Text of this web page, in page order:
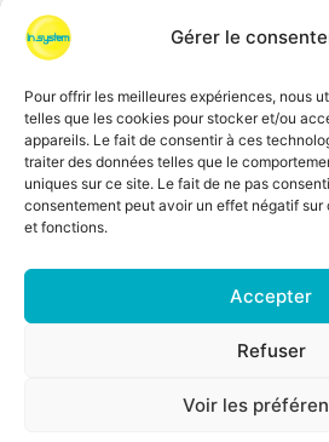
Gérer le
Pour offrir les meilleures expériences, nous
telles que les cookies pour stocker et/ou
appareils. Le fait de consentir à ces
traiter des données telles que le
uniques sur ce site. Le fait de ne pas
consentement peut avoir un effet négatif
et fonctions.
Accepter
Refuser
Voir les
Recrutement